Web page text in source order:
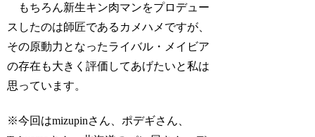
もちろん新生キン肉マンをプロデュー
スしたのは師匠であるカメハメですが、
その原動力となったライバル・メイビア
の存在も大きく評価してあげたいと私は
思っています。
※今回はmizupinさん、ポデギさん、